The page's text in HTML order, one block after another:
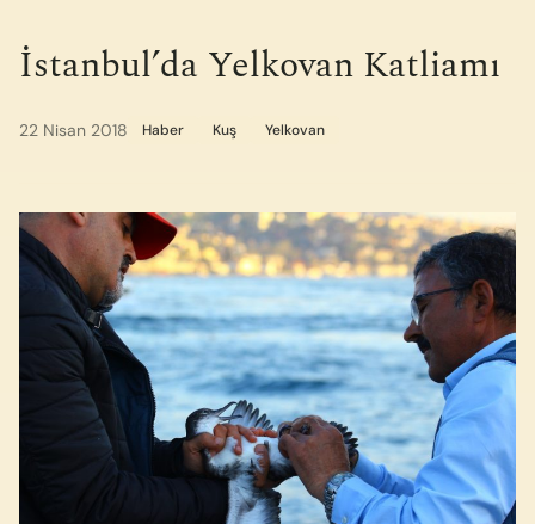
İstanbul’da Yelkovan Katliamı
22 Nisan 2018 Haber Kuş Yelkovan